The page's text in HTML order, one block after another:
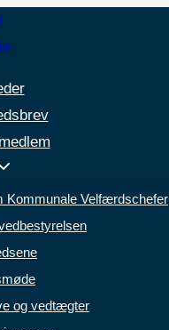
Kommunale Velfærdschefer
og vedtægter